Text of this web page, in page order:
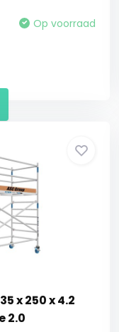
Op voorraad
x 250 x 4.2
2.0